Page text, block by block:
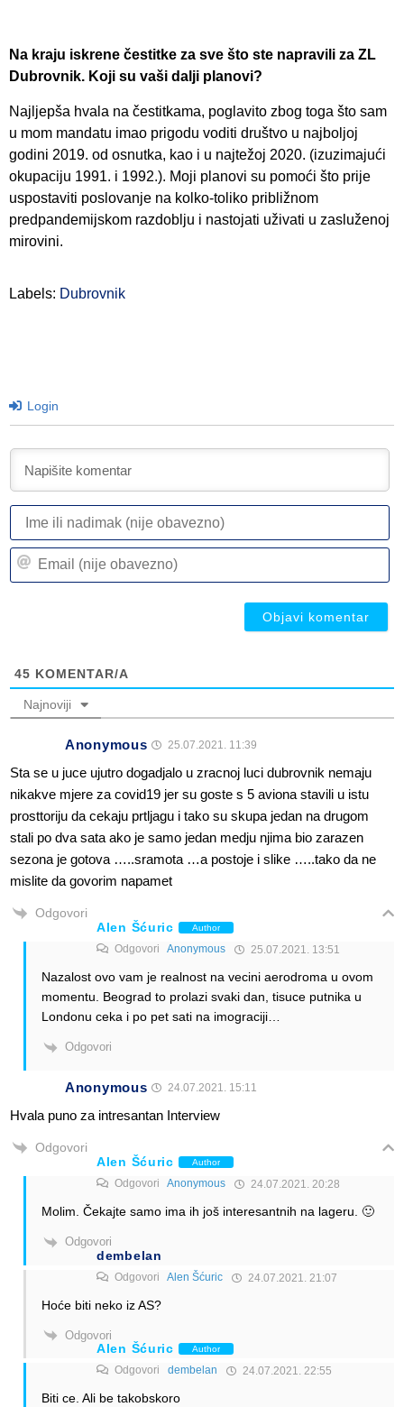
Na kraju iskrene čestitke za sve što ste napravili za ZL
Dubrovnik. Koji su vaši dalji planovi?
Najljepša hvala na čestitkama, poglavito zbog toga što sam
u mom mandatu imao prigodu voditi društvo u najboljoj
godini 2019. od osnutka, kao i u najtežoj 2020. (izuzimajući
okupaciju 1991. i 1992.). Moji planovi su pomoći što prije
uspostaviti poslovanje na kolko-toliko približnom
predpandemijskom razdoblju i nastojati uživati u zasluženoj
mirovini.
Labels: Dubrovnik
Login
45 KOMENTAR/A
Najnoviji
Anonymous 25.07.2021. 11:39
Sta se u juce ujutro dogadjalo u zracnoj luci dubrovnik nemaju
nikakve mjere za covid19 jer su goste s 5 aviona stavili u istu
prosttoriju da cekaju prtljagu i tako su skupa jedan na drugom
stali po dva sata ako je samo jedan medju njima bio zarazen
sezona je gotova …..sramota …a postoje i slike …..tako da ne
mislite da govorim napamet
Odgovori
Alen Šćuric
Author
Odgovori Anonymous 25.07.2021. 13:51
Nazalost ovo vam je realnost na vecini aerodroma u ovom
momentu. Beograd to prolazi svaki dan, tisuce putnika u
Londonu ceka i po pet sati na imograciji…
Odgovori
Anonymous 24.07.2021. 15:11
Hvala puno za intresantan Interview
Odgovori
Alen Šćuric
Author
Odgovori Anonymous 24.07.2021. 20:28
Molim. Čekajte samo ima ih još interesantnih na lageru. 🙂
Odgovori
dembelan
Odgovori Alen Šćuric 24.07.2021. 21:07
Hoće biti neko iz AS?
Odgovori
Alen Šćuric Author
Odgovori dembelan 24.07.2021. 22:55
Biti ce. Ali be takobskoro